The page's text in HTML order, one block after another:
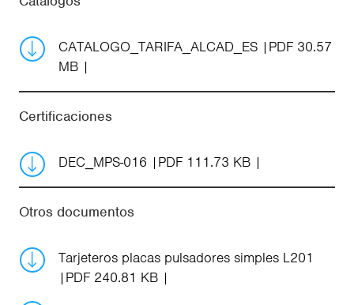
CATALOGO_TARIFA_ALCAD_ES
PDF 30.57
MB
Certificaciones
DEC_MPS-016 PDF 111.73 KB
Otros documentos
Tarjeteros placas pulsadores simples L201
PDF 240.81 KB